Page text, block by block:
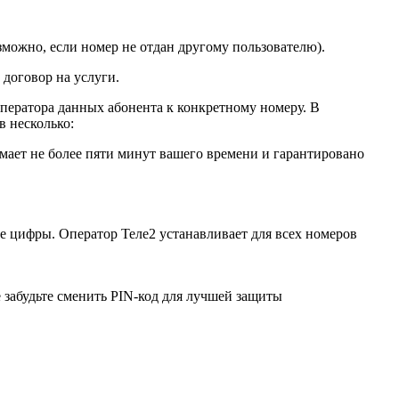
если номер не отдан другому пользователю).
на услуги.
данных абонента к конкретному номеру. В
несколько:
не более пяти минут вашего времени и гарантировано
цифры. Оператор Теле2 устанавливает для всех номеров
сменить PIN-код для лучшей защиты